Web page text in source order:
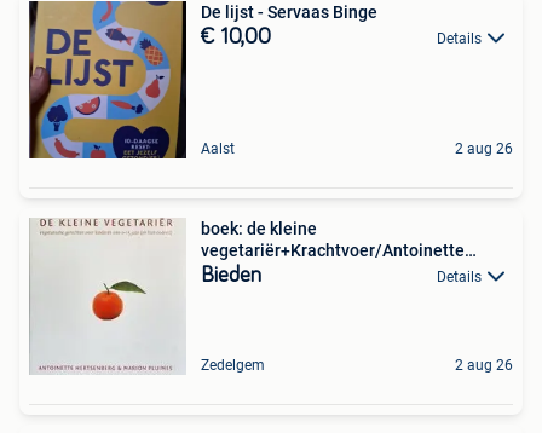
De lijst - Servaas Binge
€ 10,00 Details
Aalst 2 aug 26
boek: de kleine
vegetariër+Krachtvoer/Antoinette
Hertsenberg
Bieden Details
Zedelgem 2 aug 26